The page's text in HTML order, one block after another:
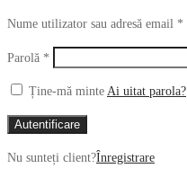
Nume utilizator sau adresă email *
Parolă *
Ține-mă minte Ai uitat parola?
Autentificare
Nu sunteți client?Înregistrare